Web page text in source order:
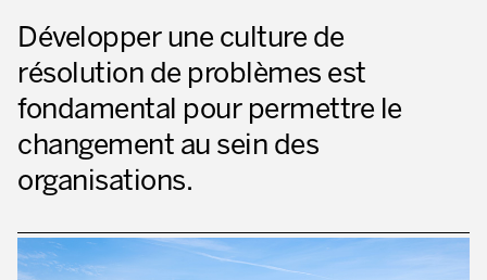
TALKS OF MOTION™
Editorial
Nous sommes Productivity!
Excellence opérationnelle
Développer une culture de
résolution de problèmes est
fondamental pour permettre le
changement au sein des
organisations.